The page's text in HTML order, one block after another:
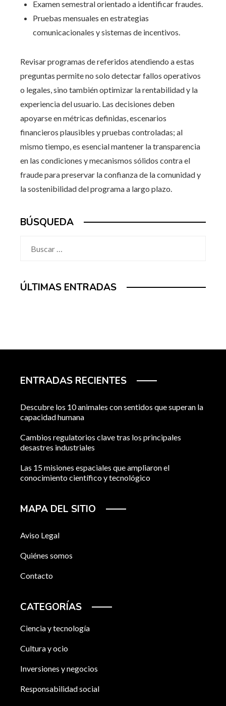
Examen semestral orientado a identificar fraudes.
Pruebas mensuales en estrategias
comunicacionales y sistemas de incentivos.
Revisar programas de referidos atendiendo a estas
preguntas permite no solo detectar fallos operativos
o legales, sino también optimizar la rentabilidad y la
experiencia del usuario. Las decisiones deben
apoyarse en métricas definidas, escenarios
financieros plausibles y pruebas controladas; al
mismo tiempo, es esencial mantener la transparencia
en las condiciones y mecanismos sólidos contra el
fraude para preservar la confianza de la comunidad y
la sostenibilidad del programa a largo plazo.
BÚSQUEDA
ÚLTIMAS ENTRADAS
ENTRADAS RECIENTES
Descubre los 10 animales con sentidos que superan la
capacidad humana
Cambios regulatorios clave tras los principales
desastres industriales
Las 15 misiones espaciales que ampliaron el
conocimiento científico y tecnológico
MAPA DEL SITIO
Aviso Legal
Quiénes somos
Contacto
CATEGORÍAS
Ciencia y tecnología
Cultura y ocio
Inversiones y negocios
Responsabilidad social